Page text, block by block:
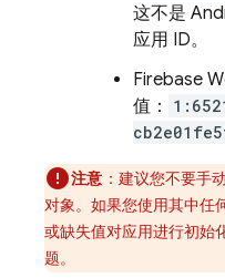
这不是
应用 ID。
Firebase
值：
注意 ：建议您不要手
对象。如果您使用其中任
或缺失值对应用进行初始
题。